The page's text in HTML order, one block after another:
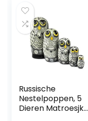
Russische
Nestelpoppen, 5
Dieren Matroesjka